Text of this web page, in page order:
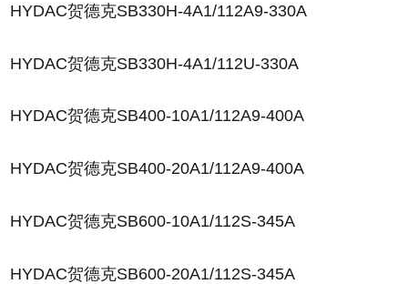
HYDAC贺德克SB330H-4A1/112A9-330A
HYDAC贺德克SB330H-4A1/112U-330A
HYDAC贺德克SB400-10A1/112A9-400A
HYDAC贺德克SB400-20A1/112A9-400A
HYDAC贺德克SB600-10A1/112S-345A
HYDAC贺德克SB600-20A1/112S-345A